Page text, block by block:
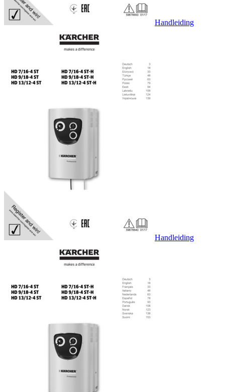
Handleiding
Handleiding